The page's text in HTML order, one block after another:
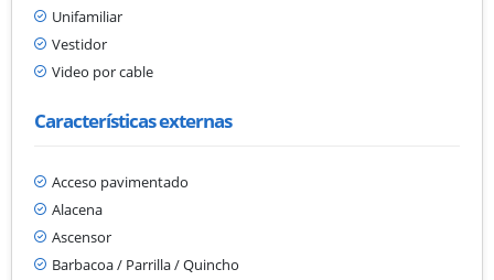
Unifamiliar
Vestidor
Video por cable
Características externas
Acceso pavimentado
Alacena
Ascensor
Barbacoa / Parrilla / Quincho